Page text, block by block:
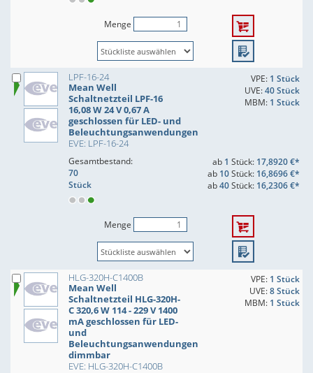
Menge
LPF-16-24
Mean Well
Schaltnetzteil LPF-16
16,08 W 24 V 0,67 A
geschlossen für LED- und
Beleuchtungsanwendungen
EVE: LPF-16-24
VPE: 1 Stück
UVE:40 Stück
MBM: 1 Stück
Gesamtbestand:
70
Stück
ab 1 Stück: 17,8920 €*
ab 10Stück: 16,8696 €*
ab40Stück: 16,2306 €*
Menge
HLG-320H-C1400B
Mean Well
Schaltnetzteil HLG-320H-
C 320,6 W 114 - 229 V 1400
mA geschlossen für LED-
und
Beleuchtungsanwendungen
dimmbar
EVE: HLG-320H-C1400B
VPE: 1 Stück
UVE:8 Stück
MBM: 1 Stück